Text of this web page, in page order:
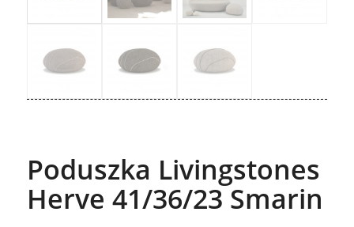
Poduszka Livingstones
Herve 41/36/23 Smarin